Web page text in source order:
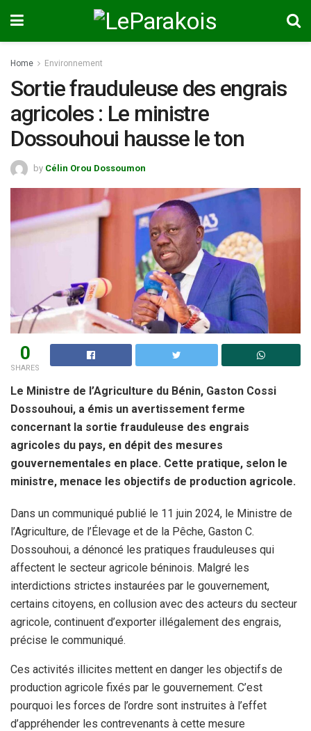
Home Environnement
Sortie frauduleuse des engrais
agricoles : Le ministre
Dossouhoui hausse le ton
by Célin Orou Dossoumon
0
SHARES
Le Ministre de l’Agriculture du Bénin, Gaston Cossi
Dossouhoui, a émis un avertissement ferme
concernant la sortie frauduleuse des engrais
agricoles du pays, en dépit des mesures
gouvernementales en place. Cette pratique, selon le
ministre, menace les objectifs de production agricole.
Dans un communiqué publié le 11 juin 2024, le Ministre de
l’Agriculture, de l’Élevage et de la Pêche, Gaston C.
Dossouhoui, a dénoncé les pratiques frauduleuses qui
affectent le secteur agricole béninois. Malgré les
interdictions strictes instaurées par le gouvernement,
certains citoyens, en collusion avec des acteurs du secteur
agricole, continuent d’exporter illégalement des engrais,
précise le communiqué.
Ces activités illicites mettent en danger les objectifs de
production agricole fixés par le gouvernement. C’est
pourquoi les forces de l’ordre sont instruites à l’effet
d’appréhender les contrevenants à cette mesure